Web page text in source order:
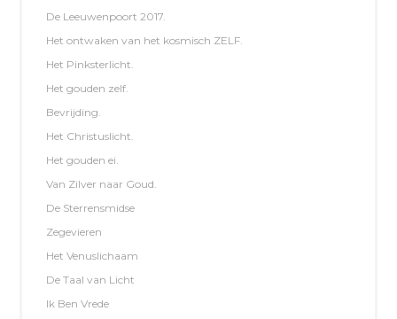
De Leeuwenpoort 2017.
Het ontwaken van het kosmisch ZELF.
Het Pinksterlicht.
Het gouden zelf.
Bevrijding.
Het Christuslicht.
Het gouden ei.
Van Zilver naar Goud.
De Sterrensmidse
Zegevieren
Het Venuslichaam
De Taal van Licht
Ik Ben Vrede